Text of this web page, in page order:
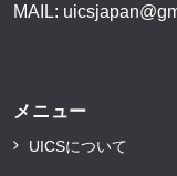
MAIL:
メニュー
UICSについて